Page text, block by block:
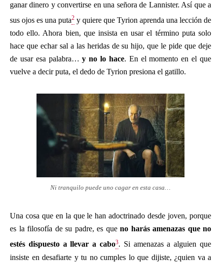
ganar dinero y convertirse en una señora de Lannister. Así que a
sus ojos es una puta2 y quiere que Tyrion aprenda una lección de
todo ello. Ahora bien, que insista en usar el término puta solo
hace que echar sal a las heridas de su hijo, que le pide que deje
de usar esa palabra…y no lo hace. En el momento en el que
vuelve a decir puta, el dedo de Tyrion presiona el gatillo.
Ni tranquilo puede uno cagar en esta casa…
Una cosa que en la que le han adoctrinado desde joven, porque
es la filosofía de su padre, es queno harás amenazas que no
estés dispuesto a llevar a cabo3. Si amenazas a alguien que
insiste en desafiarte y tu no cumples lo que dijiste, ¿quien va a